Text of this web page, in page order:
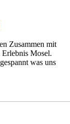
Zusammen mit
Erlebnis Mosel.
was uns